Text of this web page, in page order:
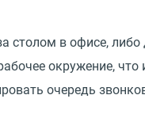
столом в офисе,
окружение,
очередь